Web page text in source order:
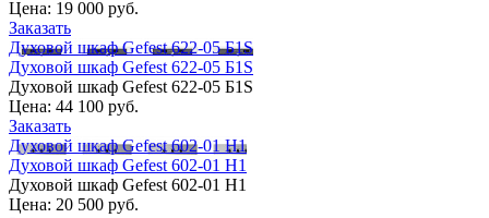
Цена: 19 000 руб.
Заказать
Духовой шкаф Gefest 622-05 Б1S
Духовой шкаф Gefest 622-05 Б1S
Духовой шкаф Gefest 622-05 Б1S
Цена: 44 100 руб.
Заказать
Духовой шкаф Gefest 602-01 Н1
Духовой шкаф Gefest 602-01 Н1
Духовой шкаф Gefest 602-01 Н1
Цена: 20 500 руб.